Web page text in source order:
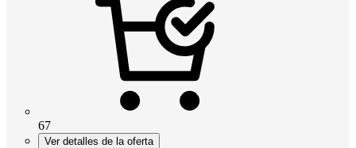
67
Ver detalles de la oferta